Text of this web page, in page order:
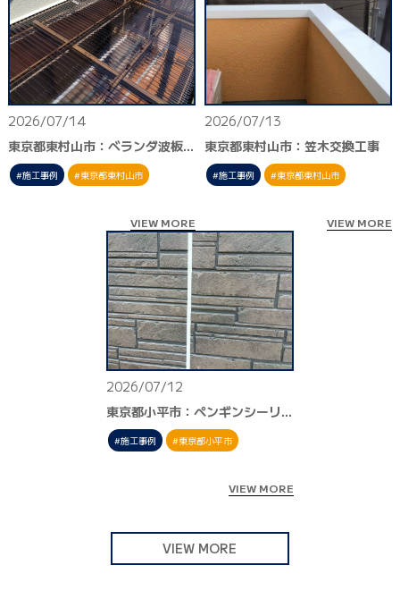
2026/07/14
東京都東村山市：ベランダ波板交換工事
施工事例 東京都東村山市
VIEW MORE
2026/07/13
東京都東村山市：笠木交換工事
施工事例 東京都東村山市
VIEW MORE
2026/07/12
東京都小平市：ペンギンシーリングNBタイプ
施工事例 東京都小平市
VIEW MORE
VIEW MORE